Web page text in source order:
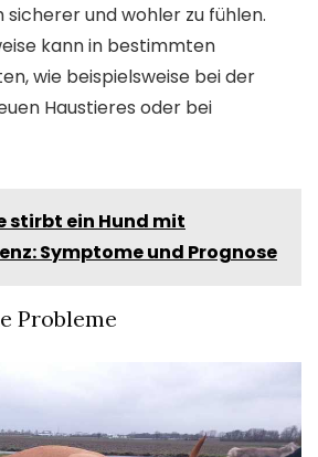
sicherer und wohler zu fühlen.
kann in bestimmten
wie beispielsweise bei der
Haustieres oder bei
stirbt ein Hund mit
Symptome und Prognose
Probleme